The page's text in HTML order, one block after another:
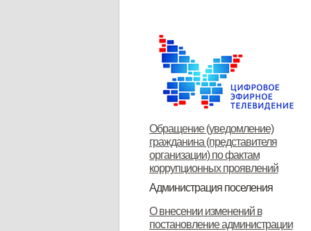
Обращение (уведомление)
гражданина (представителя
организации) по фактам
коррупционных проявлений
Администрация поселения
Структура и прием граждан
О внесении изменений в
постановление администрации